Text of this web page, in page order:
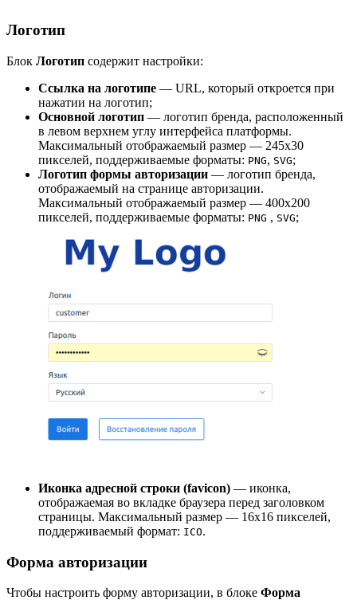
Логотип
Блок Логотип содержит настройки:
Ссылка на логотипе — URL, который откроется при
нажатии на логотип;
Основной логотип — логотип бренда, расположенный
в левом верхнем углу интерфейса платформы.
Максимальный отображаемый размер — 245x30
пикселей, поддерживаемые форматы: PNG, SVG;
Логотип формы авторизации — логотип бренда,
отображаемый на странице авторизации.
Максимальный отображаемый размер — 400x200
пикселей, поддерживаемые форматы: PNG , SVG;
Иконка адресной строки (favicon) — иконка,
отображаемая во вкладке браузера перед заголовком
страницы. Максимальный размер — 16x16 пикселей,
поддерживаемый формат: ICO.
Форма авторизации
Чтобы настроить форму авторизации, в блоке Форма